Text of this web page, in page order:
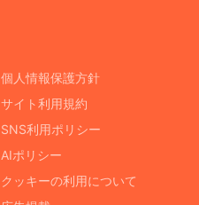
個人情報保護方針
サイト利用規約
SNS利用ポリシー
AIポリシー
クッキーの利用について